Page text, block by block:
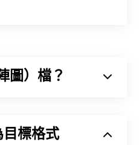
之間的主要區別在於，自
圖）檔？
該結構決定了影像的色彩
標格式